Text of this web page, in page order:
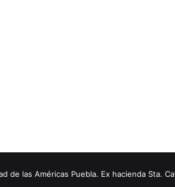
de las Américas Puebla. Ex hacienda Sta.